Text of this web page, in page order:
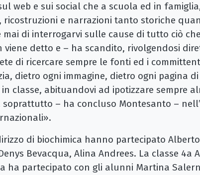
web e sui social che a scuola ed in
ricostruzioni e narrazioni tanto storiche
mai di interrogarvi sulle cause di tutto ciò
viene detto e – ha scandito, rivolgendosi
di ricercare sempre le fonti ed i
dietro ogni immagine, dietro ogni pagina
classe, abituandovi ad ipotizzare sempre
– ha concluso Montesanto –
di biochimica hanno partecipato Alberto
Bevacqua, Alina Andrees. La classe 4a A
ha partecipato con gli alunni Martina